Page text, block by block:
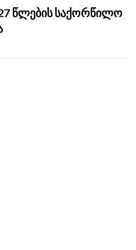
წლების საქორწილო